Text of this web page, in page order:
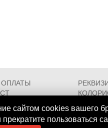
сайтом cookies вашего
пользоваться